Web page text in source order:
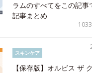
ラムのすべてをこの記事
記事まとめ
スキンケア
【保存版】オルビス ザ